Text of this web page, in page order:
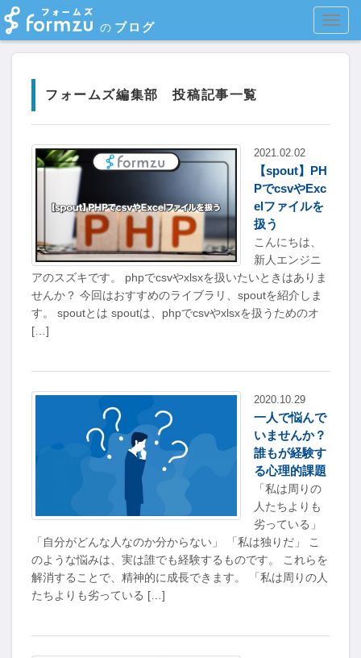
の ブログ
フォームズ編集部 投稿記事一覧
2021.02.02
【spout】PH
PでcsvやExc
elファイルを
扱う
こんにちは、
新人エンジニ
アのスズキです。 phpでcsvやxlsxを扱いたいときはありま
せんか？ 今回はおすすめのライブラリ、spoutを紹介しま
す。 spoutとは spoutは、phpでcsvやxlsxを扱うためのオ
[…]
2020.10.29
一人で悩んで
いませんか？
誰もが経験す
る心理的課題
「私は周りの
人たちよりも
劣っている」
「自分がどんな人なのか分からない」 「私は独りだ」 こ
のような悩みは、実は誰でも経験するものです。 これらを
解消することで、精神的に成長できます。 「私は周りの人
たちよりも劣っている […]